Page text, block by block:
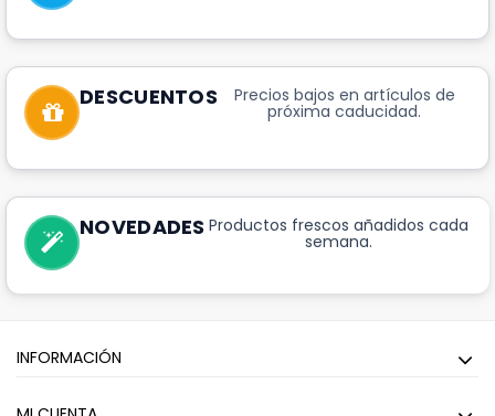
DESCUENTOS Precios bajos en artículos de
próxima caducidad.
NOVEDADES Productos frescos añadidos cada
semana.
INFORMACIÓN